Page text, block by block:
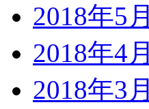
2018年5月
2018年4月
2018年3月